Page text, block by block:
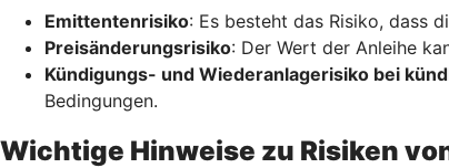
Emittentenrisiko: Es besteht das Risiko, dass
Preisänderungsrisiko: Der Wert der Anleihe
Kündigungs- und Wiederanlagerisiko bei
Bedingungen.
Wichtige Hinweise zu Risiken